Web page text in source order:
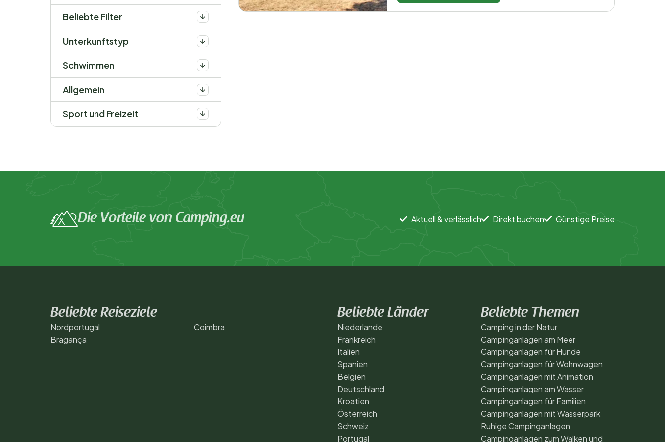
Beliebte Filter
Unterkunftstyp
Schwimmen
Allgemein
Sport und Freizeit
Die Vorteile von Camping.eu Aktuell & verlässlich Direkt buchen Günstige Preise
Beliebte Reiseziele
Nordportugal
Bragança
Coimbra
Beliebte Länder
Niederlande
Frankreich
Italien
Spanien
Belgien
Deutschland
Kroatien
Österreich
Schweiz
Portugal
Beliebte Themen
Camping in der Natur
Campinganlagen am Meer
Campinganlagen für Hunde
Campinganlagen für Wohnwagen
Campinganlagen mit Animation
Campinganlagen am Wasser
Campinganlagen für Familien
Campinganlagen mit Wasserpark
Ruhige Campinganlagen
Campinganlagen zum Walken und